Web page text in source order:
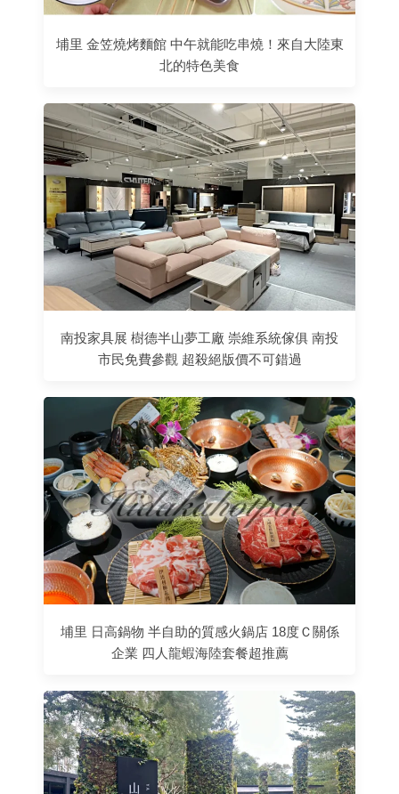
埔里 金笠燒烤麵館 中午就能吃串燒！來自大陸東
北的特色美食
南投家具展 樹德半山夢工廠 崇維系統傢俱 南投
市民免費參觀 超殺絕版價不可錯過
埔里 日高鍋物 半自助的質感火鍋店 18度Ｃ關係
企業 四人龍蝦海陸套餐超推薦